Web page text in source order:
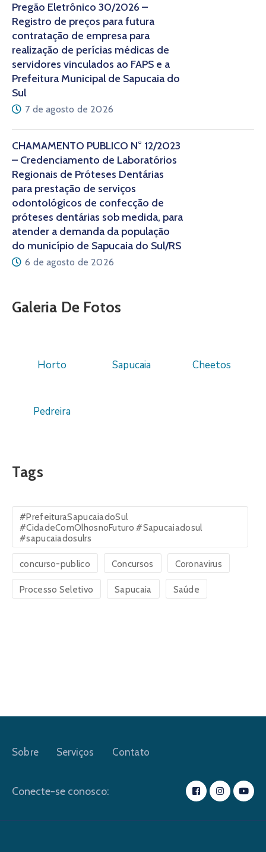
Pregão Eletrônico 30/2026 –
Registro de preços para futura
contratação de empresa para
realização de perícias médicas de
servidores vinculados ao FAPS e a
Prefeitura Municipal de Sapucaia do
Sul
7 de agosto de 2026
CHAMAMENTO PÚBLICO N° 12/2023
– Credenciamento de Laboratórios
Regionais de Próteses Dentárias
para prestação de serviços
odontológicos de confecção de
próteses dentárias sob medida, para
atender a demanda da população
do município de Sapucaia do Sul/RS
6 de agosto de 2026
Galeria De Fotos
Horto Sapucaia Cheetos
Pedreira
Tags
#PrefeituraSapucaiadoSul
#CidadeComOlhosnoFuturo #Sapucaiadosul
#sapucaiadosulrs
concurso-publico Concursos Coronavirus
Processo Seletivo Sapucaia Saúde
Sobre Serviços Contato
Conecte-se conosco: